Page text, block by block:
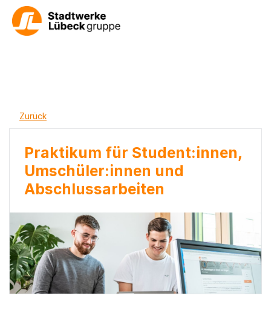
Zurück
Praktikum für Student:innen,
Umschüler:innen und
Abschlussarbeiten